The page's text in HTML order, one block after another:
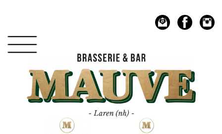
hoofdnavigatie
hoofd
inhoud
Mauve